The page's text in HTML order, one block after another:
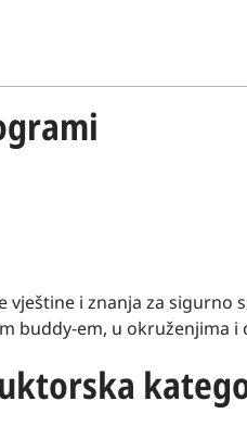
vještine i znanja za
buddy-em, u okruženjima